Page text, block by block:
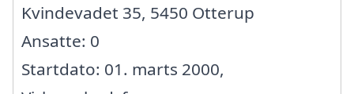
Kvindevadet 35, 5450 Otterup
Ansatte: 0
Startdato: 01. marts 2000,